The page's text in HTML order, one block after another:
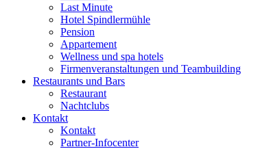
Last Minute
Hotel Spindlermühle
Pension
Appartement
Wellness und spa hotels
Firmenveranstaltungen und Teambuilding
Restaurants und Bars
Restaurant
Nachtclubs
Kontakt
Kontakt
Partner-Infocenter